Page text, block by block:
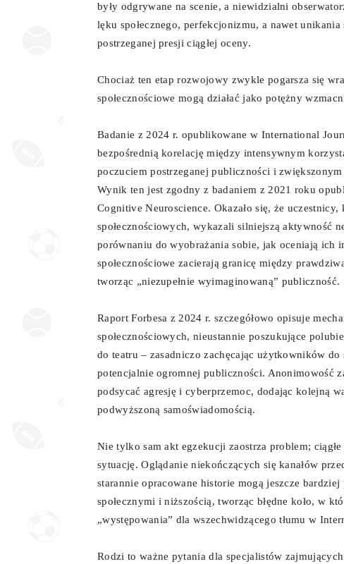
były odgrywane na scenie, a niewidzialni
lęku społecznego, perfekcjonizmu, a nawet
postrzeganej presji ciągłej oceny.
Chociaż ten etap rozwojowy zwykle pogarsza się
społecznościowe mogą działać jako potężny
Badanie z 2024 r. opublikowane w International
bezpośrednią korelację między intensywnym
poczuciem postrzeganej publiczności i
Wynik ten jest zgodny z badaniem z 2021 roku
Cognitive Neuroscience. Okazało się, że
społecznościowych, wykazali silniejszą aktywność
porównaniu do wyobrażania sobie, jak oceniają ich
społecznościowe zacierają granicę między
tworząc „niezupełnie wyimaginowaną” publiczność.
Raport Forbesa z 2024 r. szczegółowo opisuje
społecznościowych, nieustannie poszukujące
do teatru – zasadniczo zachęcając użytkowników
potencjalnie ogromnej publiczności. Anonimowość
podsycać agresję i cyberprzemoc, dodając kolejną
podwyższoną samoświadomością.
Nie tylko sam akt egzekucji zaostrza problem;
sytuację. Oglądanie niekończących się kanałów
starannie opracowane historie mogą jeszcze
społecznymi i niższością, tworząc błędne koło, w
„występowania” dla wszechwidzącego tłumu w
Rodzi to ważne pytania dla specjalistów